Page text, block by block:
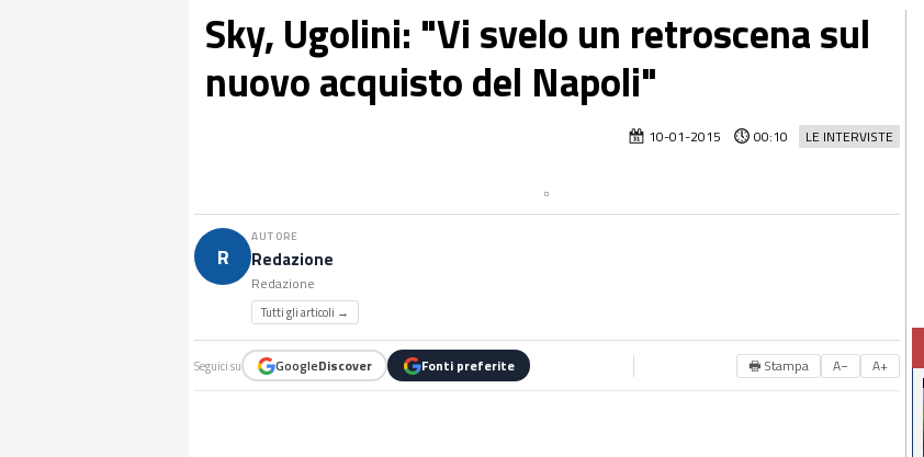
Sky, Ugolini: "Vi svelo un retroscena sul
nuovo acquisto del Napoli"
LE INTERVISTE
10-01-2015 00:10
R
AUTORE
Redazione
Redazione
Tutti gli articoli →
Seguici su GoogleDiscover Fonti preferite 🖶 Stampa A− A+